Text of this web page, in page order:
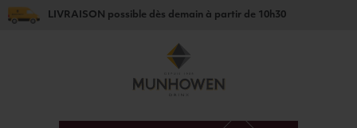
LIVRAISON possible dès demain à partir de 10h30